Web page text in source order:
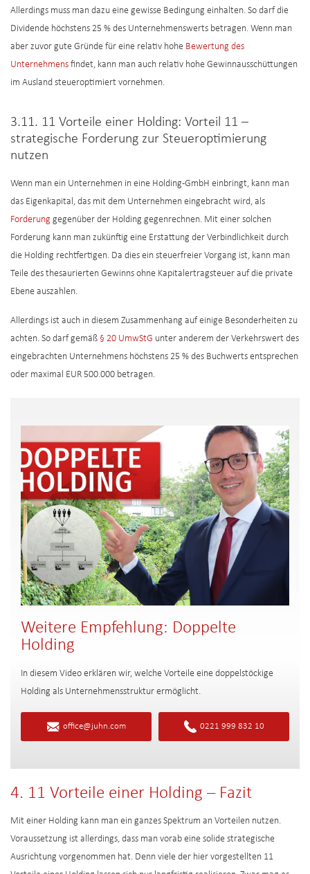
Allerdings muss man dazu eine gewisse Bedingung einhalten. So darf die
Dividende höchstens 25 % des Unternehmenswerts betragen. Wenn man
aber zuvor gute Gründe für eine relativ hohe Bewertung des
Unternehmens findet, kann man auch relativ hohe Gewinnausschüttungen
im Ausland steueroptimiert vornehmen.
3.11. 11 Vorteile einer Holding: Vorteil 11 –
strategische Forderung zur Steueroptimierung
nutzen
Wenn man ein Unternehmen in eine Holding-GmbH einbringt, kann man
das Eigenkapital, das mit dem Unternehmen eingebracht wird, als
Forderung gegenüber der Holding gegenrechnen. Mit einer solchen
Forderung kann man zukünftig eine Erstattung der Verbindlichkeit durch
die Holding rechtfertigen. Da dies ein steuerfreier Vorgang ist, kann man
Teile des thesaurierten Gewinns ohne Kapitalertragsteuer auf die private
Ebene auszahlen.
Allerdings ist auch in diesem Zusammenhang auf einige Besonderheiten zu
achten. So darf gemäß § 20 UmwStG unter anderem der Verkehrswert des
eingebrachten Unternehmens höchstens 25 % des Buchwerts entsprechen
oder maximal EUR 500.000 betragen.
Weitere Empfehlung: Doppelte
Holding
In diesem Video erklären wir, welche Vorteile eine doppelstöckige
Holding als Unternehmensstruktur ermöglicht.
office@juhn.com 0221 999 832 10
4. 11 Vorteile einer Holding – Fazit
Mit einer Holding kann man ein ganzes Spektrum an Vorteilen nutzen.
Voraussetzung ist allerdings, dass man vorab eine solide strategische
Ausrichtung vorgenommen hat. Denn viele der hier vorgestellten 11